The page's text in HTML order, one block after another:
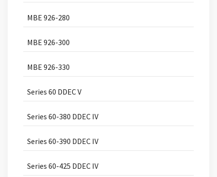
MBE 926-280
MBE 926-300
MBE 926-330
Series 60 DDEC V
Series 60-380 DDEC IV
Series 60-390 DDEC IV
Series 60-425 DDEC IV